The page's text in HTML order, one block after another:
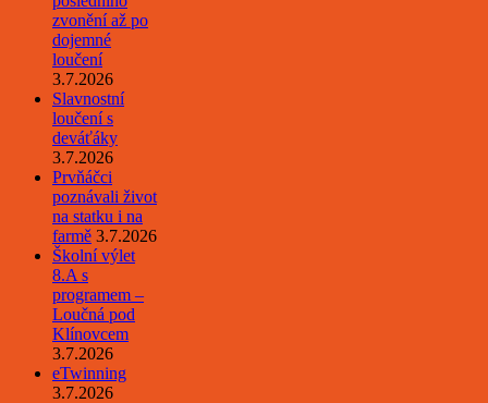
zvonění až po
dojemné
loučení
3.7.2026
Slavnostní
loučení s
deváťáky
3.7.2026
Prvňáčci
poznávali život
na statku i na
farmě 3.7.2026
Školní výlet
8.A s
programem –
Loučná pod
Klínovcem
3.7.2026
eTwinning
3.7.2026